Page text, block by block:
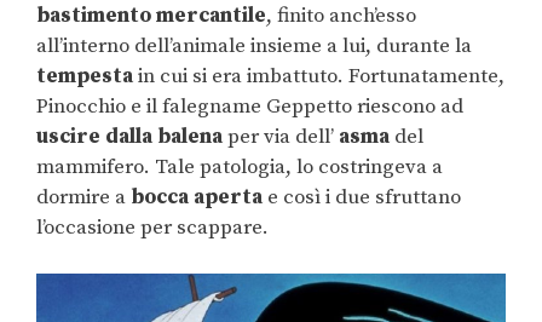
bastimento mercantile, finito anch’esso
all’interno dell’animale insieme a lui, durante la
tempestain cui si era imbattuto. Fortunatamente,
Pinocchio e il falegname Geppetto riescono ad
uscire dalla balenaper via dell’ asma del
mammifero. Tale patologia, lo costringeva a
dormire a bocca aperta e così i due sfruttano
l’occasione per scappare.